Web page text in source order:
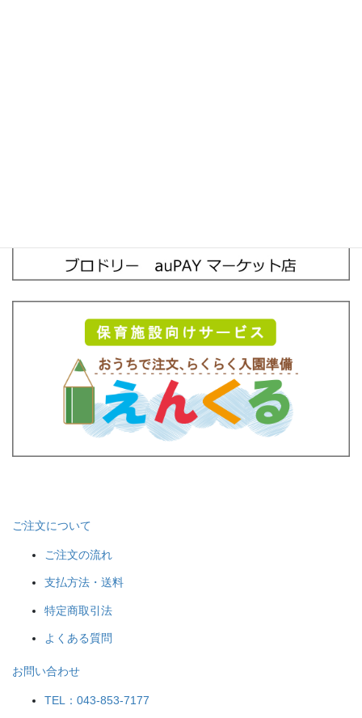
ご注文について
ご注文の流れ
支払方法・送料
特定商取引法
よくある質問
お問い合わせ
TEL：043-853-7177